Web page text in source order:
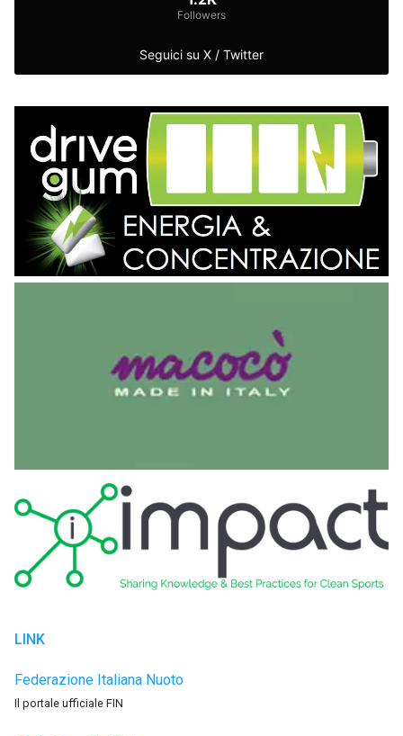
Seguici su X / Twitter
Followers
LINK
Federazione Italiana Nuoto
Il portale ufficiale FIN